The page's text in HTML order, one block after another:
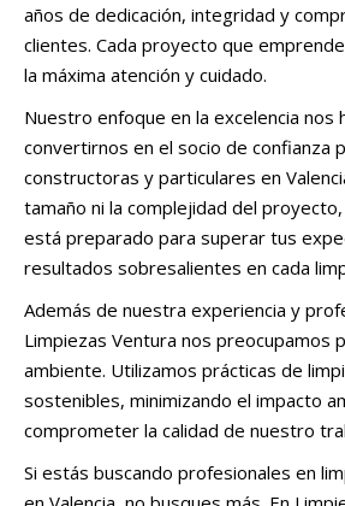
años de dedicación, integridad y
clientes. Cada proyecto que
la máxima atención y cuidado.
Nuestro enfoque en la excelencia nos
convertirnos en el socio de confianza
constructoras y particulares en
tamaño ni la complejidad del
está preparado para superar tus
resultados sobresalientes en cada
Además de nuestra experiencia y
Limpiezas Ventura nos preocupamos
ambiente. Utilizamos prácticas de
sostenibles, minimizando el impacto
comprometer la calidad de nuestro
Si estás buscando profesionales en